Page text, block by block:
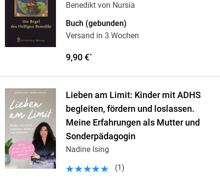
Benedikt von Nursia
Buch (gebunden)
Versand in 3 Wochen
9,90 €*
Lieben am Limit: Kinder mit ADHS
begleiten, fördern und loslassen.
Meine Erfahrungen als Mutter und
Sonderpädagogin
Nadine Ising
(1)